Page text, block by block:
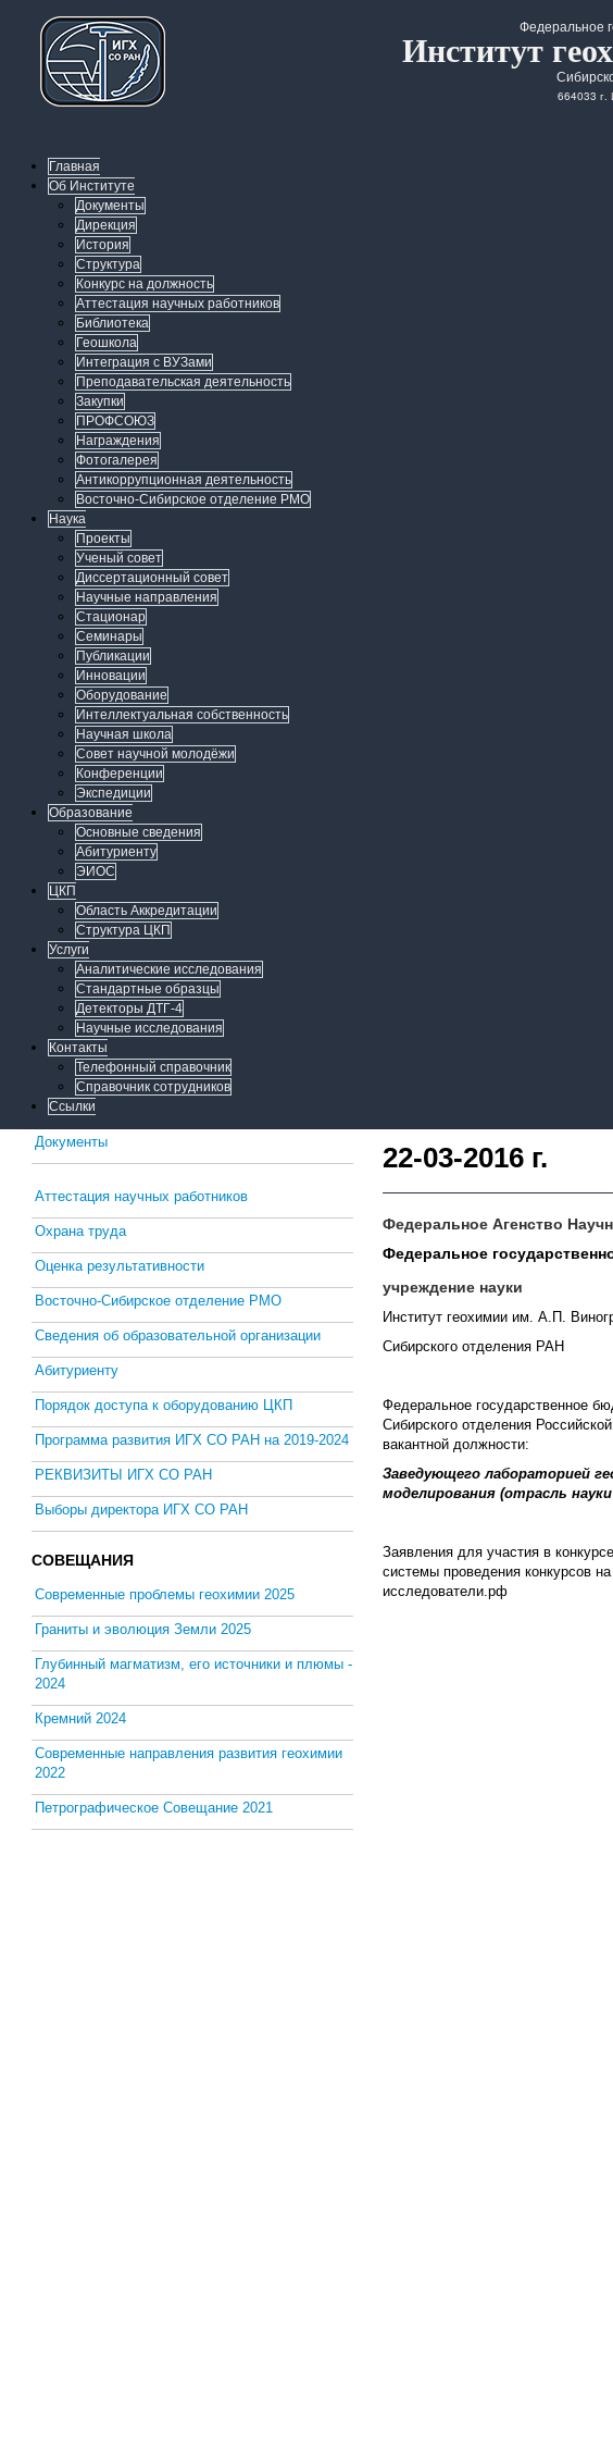
Федеральное
Институт
664033 г.
Главная
Об Институте
Документы
Дирекция
История
Структура
Конкурс на должность
Аттестация научных работников
Библиотека
Геошкола
Интеграция с ВУЗами
Преподавательская деятельность
Закупки
ПРОФСОЮЗ
Награждения
Фотогалерея
Антикоррупционная деятельность
Восточно-Сибирское отделение РМО
Наука
Проекты
Ученый совет
Диссертационный совет
Научные направления
Стационар
Семинары
Публикации
Инновации
Оборудование
Интеллектуальная собственность
Научная школа
Совет научной молодёжи
Конференции
Экспедиции
Образование
Основные сведения
Абитуриенту
ЭИОС
ЦКП
Область Аккредитации
Структура ЦКП
Услуги
Аналитические исследования
Стандартные образцы
Детекторы ДТГ-4
Научные исследования
Контакты
Телефонный справочник
Справочник сотрудников
Ссылки
Документы
Аттестация научных работников
Охрана труда
Оценка результативности
Восточно-Сибирское отделение РМО
Сведения об образовательной организации
Абитуриенту
Порядок доступа к оборудованию ЦКП
Программа развития ИГХ СО РАН на 2019-2024
РЕКВИЗИТЫ ИГХ СО РАН
Выборы директора ИГХ СО РАН
СОВЕЩАНИЯ
Современные проблемы геохимии 2025
Граниты и эволюция Земли 2025
Глубинный магматизм, его источники и плюмы -
2024
Кремний 2024
Современные направления развития геохимии
2022
Петрографическое Совещание 2021
22-03-2016 г.
Федеральное Агенство
Федеральное
учреждение науки
Институт геохимии им. А.П.
Сибирского отделения РАН
Федеральное государственное
Сибирского отделения
вакантной должности:
Заведующего лабораторией
моделирования (отрасль
Заявления для участия в
системы проведения конкурсов
исследователи.рф